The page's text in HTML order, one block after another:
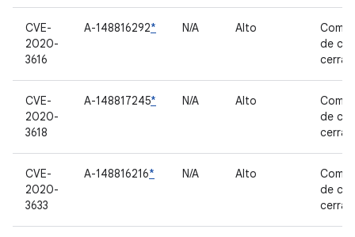
CVE-
2020-
3616
A-148816292* N/A Alto
de
CVE-
2020-
3618
A-148817245* N/A Alto
de
CVE-
2020-
3633
A-148816216* N/A Alto
de